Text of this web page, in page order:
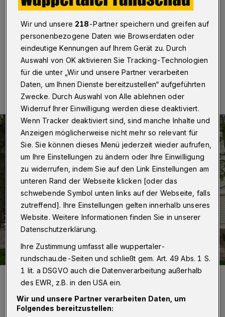
Wuppertal·Betr.: Ehemalige Bundesbahndirektion
19.08.2024 , 12:00 Uhr Eine Minute Lesezeit
Die aufgestockte Bundesbahndirektion.
Foto: Achim Otto
Wir und unsere 218-Partner speichern und greifen auf
personenbezogene Daten wie Browserdaten oder
eindeutige Kennungen auf Ihrem Gerät zu. Durch
Auswahl von OK aktivieren Sie Tracking-Technologien
für die unter „Wir und unsere Partner verarbeiten
Daten, um Ihnen Dienste bereitzustellen“ aufgeführten
Zwecke. Durch Auswahl von Alle ablehnen oder
Widerruf Ihrer Einwilligung werden diese deaktiviert.
Wenn Tracker deaktiviert sind, sind manche Inhalte und
Anzeigen möglicherweise nicht mehr so relevant für
Sie. Sie können dieses Menü jederzeit wieder aufrufen,
um Ihre Einstellungen zu ändern oder Ihre Einwilligung
zu widerrufen, indem Sie auf den Link Einstellungen am
unteren Rand der Webseite klicken [oder das
schwebende Symbol unten links auf der Webseite, falls
zutreffend]. Ihre Einstellungen gelten innerhalb unseres
Website. Weitere Informationen finden Sie in unserer
Datenschutzerklärung.
Ihre Zustimmung umfasst alle wuppertaler-
rundschau.de-Seiten und schließt gem. Art. 49 Abs. 1 S.
1 lit. a DSGVO auch die Datenverarbeitung außerhalb
des EWR, z.B. in den USA ein.
Wir und unsere Partner verarbeiten Daten, um
Folgendes bereitzustellen: